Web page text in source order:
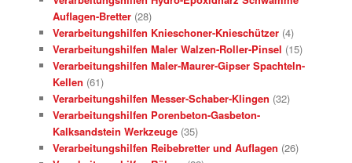
Auflagen-Bretter (28)
Verarbeitungshilfen Knieschoner-Knieschützer (4)
Verarbeitungshilfen Maler Walzen-Roller-Pinsel (15)
Verarbeitungshilfen Maler-Maurer-Gipser Spachteln-
Kellen (61)
Verarbeitungshilfen Messer-Schaber-Klingen (32)
Verarbeitungshilfen Porenbeton-Gasbeton-
Kalksandstein Werkzeuge (35)
Verarbeitungshilfen Reibebretter und Auflagen (26)